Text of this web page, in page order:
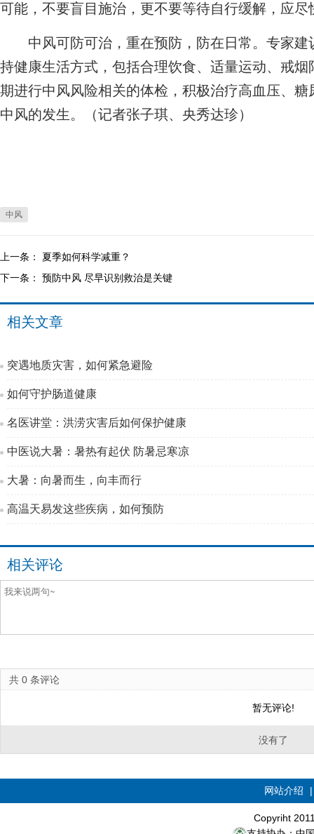
可能，不要盲目施治，更不要等待自行缓解，应尽
中风可防可治，重在预防，防在日常。专家建
持健康生活方式，包括合理饮食、适量运动、戒
期进行中风风险相关的体检，积极治疗高血压、
中风的发生。（记者张子琪、央秀达珍）
中风
上一条： 夏季如何科学减重？
下一条： 预防中风 尽早识别救治是关键
相关文章
突遇地质灾害，如何紧急避险
如何守护肠道健康
名医讲堂：洪涝灾害后如何保护健康
中医说大暑：暑热有起伏 防暑忌寒凉
大暑：向暑而生，向丰而行
高温天易发这些疾病，如何预防
相关评论
共 0 条评论
暂无评论!
没有了
网站介绍
Copyriht